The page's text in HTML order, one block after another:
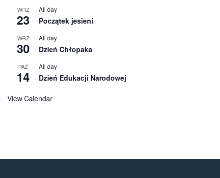
WRZ
23
All day
Początek jesieni
WRZ
30
All day
Dzień Chłopaka
PAŹ
14
All day
Dzień Edukacji Narodowej
View Calendar